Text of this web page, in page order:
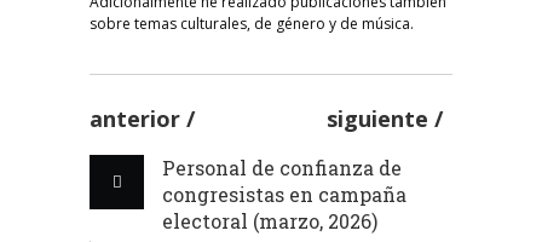
sobre temas culturales, de género y de música.
anterior siguiente
Personal de confianza de
congresistas en campaña
electoral (marzo, 2026)